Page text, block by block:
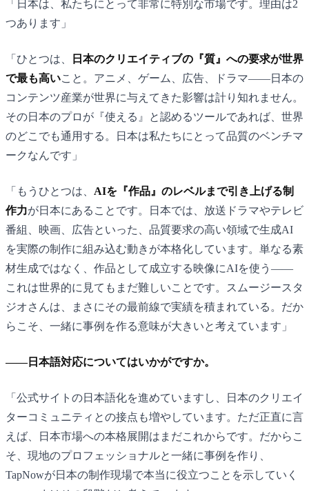
「日本は、私たちにとって非常に特別な市場です。理由は2
つあります」
「ひとつは、
日本のクリエイティブの『質』への要求が世界
で最も高いこと。アニメ、ゲーム、広告、ドラマ——日本の
コンテンツ産業が世界に与えてきた影響は計り知れません。
その日本のプロが『使える』と認めるツールであれば、世界
のどこでも通用する。日本は私たちにとって品質のベンチマ
ークなんです」
「もうひとつは、 AIを『作品』のレベルまで引き上げる制
作力が日本にあることです。日本では、放送ドラマやテレビ
番組、映画、広告といった、品質要求の高い領域で生成AI
を実際の制作に組み込む動きが本格化しています。単なる素
材生成ではなく、作品として成立する映像にAIを使う——
これは世界的に見てもまだ難しいことです。スムージースタ
ジオさんは、まさにその最前線で実績を積まれている。だか
らこそ、一緒に事例を作る意味が大きいと考えています」
——日本語対応についてはいかがですか。
「公式サイトの日本語化を進めていますし、日本のクリエイ
ターコミュニティとの接点も増やしています。ただ正直に言
えば、日本市場への本格展開はまだこれからです。だからこ
そ、現地のプロフェッショナルと一緒に事例を作り、
TapNowが日本の制作現場で本当に役立つことを示していく